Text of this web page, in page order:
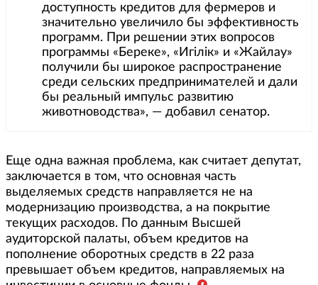
доступность кредитов для фермеров и
значительно увеличило бы эффективность
программ. При решении этих вопросов
программы «Береке», «Игілік» и «Жайлау»
получили бы широкое распространение
среди сельских предпринимателей и дали
бы реальный импульс развитию
животноводства», — добавил сенатор.
Еще одна важная проблема, как считает депутат,
заключается в том, что основная часть
выделяемых средств направляется не на
модернизацию производства, а на покрытие
текущих расходов. По данным Высшей
аудиторской палаты, объем кредитов на
пополнение оборотных средств в 22 раза
превышает объем кредитов, направляемых на